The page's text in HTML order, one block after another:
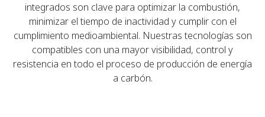
integrados son clave para optimizar la combustión,
minimizar el tiempo de inactividad y cumplir con el
cumplimiento medioambiental. Nuestras tecnologías son
compatibles con una mayor visibilidad, control y
resistencia en todo el proceso de producción de energía
a carbón.